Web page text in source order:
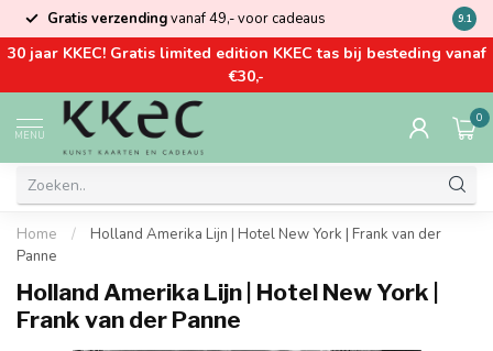
Gratis verzendingvanaf 49,- voor cadeaus Kom
9.1
30 jaar KKEC! Gratis limited edition KKEC tas bij besteding vanaf
€30,-
MENU
0
Home /
Holland Amerika Lijn | Hotel New York | Frank van der
Panne
Holland Amerika Lijn | Hotel New York |
Frank van der Panne